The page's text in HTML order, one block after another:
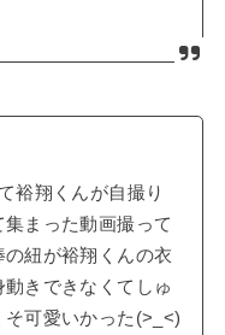
裕翔くんが自撮り
まった動画撮って
紐が裕翔くんの衣
きできなくてしゅ
可愛いかった(>_<)